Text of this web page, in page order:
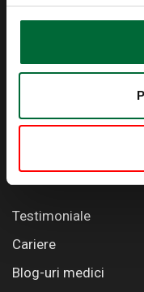
0319105
Informatii
Testimoniale
Cariere
Blog-uri medici